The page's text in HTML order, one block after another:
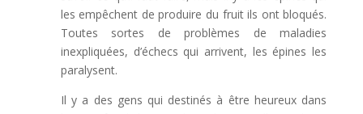
les empêchent de produire du fruit ils ont bloqués.
Toutes sortes de problèmes de maladies
inexpliquées, d’échecs qui arrivent, les épines les
paralysent.
Il y a des gens qui destinés à être heureux dans